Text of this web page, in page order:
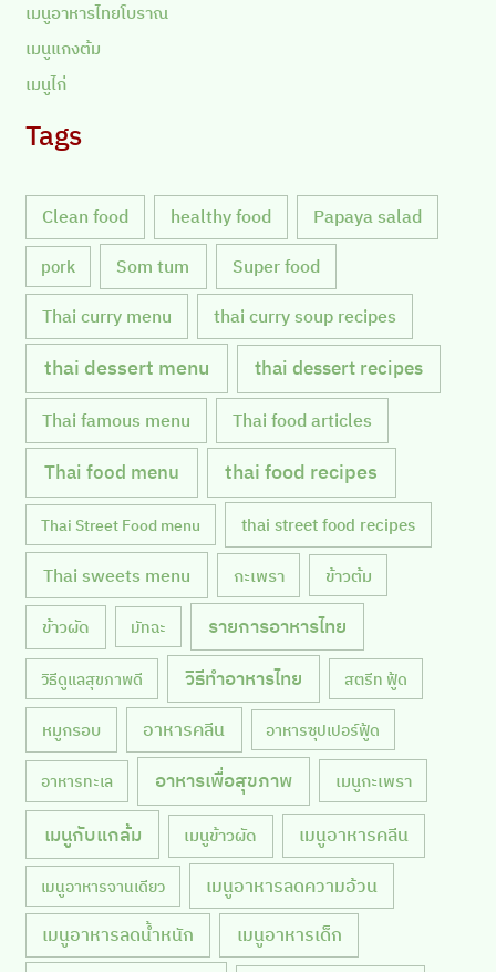
เมนูอาหารไทยโบราณ
เมนูแกงต้ม
เมนูไก่
Tags
Clean food healthy food Papaya salad
pork Som tum Super food
Thai curry menu thai curry soup recipes
thai dessert menu thai dessert recipes
Thai famous menu Thai food articles
Thai food menu thai food recipes
Thai Street Food menu thai street food recipes
Thai sweets menu กะเพรา ข้าวต้ม
ข้าวผัด มัทฉะ รายการอาหารไทย
วิธีดูแลสุขภาพดี วิธีทำอาหารไทย สตรีท ฟู้ด
หมูกรอบ อาหารคลีน อาหารซุปเปอร์ฟู้ด
อาหารทะเล อาหารเพื่อสุขภาพ เมนูกะเพรา
เมนูกับแกล้ม เมนูข้าวผัด เมนูอาหารคลีน
เมนูอาหารจานเดียว เมนูอาหารลดความอ้วน
เมนูอาหารลดน้ำหนัก เมนูอาหารเด็ก